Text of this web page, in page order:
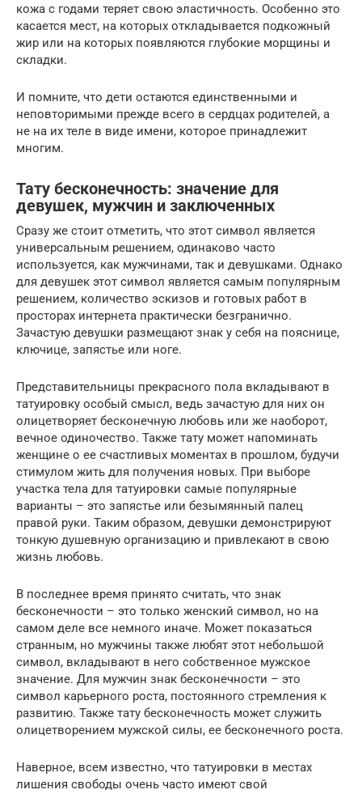
кожа с годами теряет свою эластичность. Особенно это
касается мест, на которых откладывается подкожный
жир или на которых появляются глубокие морщины и
складки.
И помните, что дети остаются единственными и
неповторимыми прежде всего в сердцах родителей, а
не на их теле в виде имени, которое принадлежит
многим.
Тату бесконечность: значение для
девушек, мужчин и заключенных
Сразу же стоит отметить, что этот символ является
универсальным решением, одинаково часто
используется, как мужчинами, так и девушками. Однако
для девушек этот символ является самым популярным
решением, количество эскизов и готовых работ в
просторах интернета практически безгранично.
Зачастую девушки размещают знак у себя на пояснице,
ключице, запястье или ноге.
Представительницы прекрасного пола вкладывают в
татуировку особый смысл, ведь зачастую для них он
олицетворяет бесконечную любовь или же наоборот,
вечное одиночество. Также тату может напоминать
женщине о ее счастливых моментах в прошлом, будучи
стимулом жить для получения новых. При выборе
участка тела для татуировки самые популярные
варианты – это запястье или безымянный палец
правой руки. Таким образом, девушки демонстрируют
тонкую душевную организацию и привлекают в свою
жизнь любовь.
В последнее время принято считать, что знак
бесконечности – это только женский символ, но на
самом деле все немного иначе. Может показаться
странным, но мужчины также любят этот небольшой
символ, вкладывают в него собственное мужское
значение. Для мужчин знак бесконечности – это
символ карьерного роста, постоянного стремления к
развитию. Также тату бесконечность может служить
олицетворением мужской силы, ее бесконечного роста.
Наверное, всем известно, что татуировки в местах
лишения свободы очень часто имеют свой